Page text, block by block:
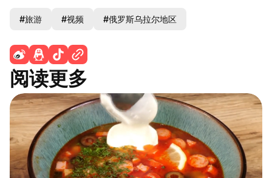
#旅游 #视频 #俄罗斯乌拉尔地区
阅读更多